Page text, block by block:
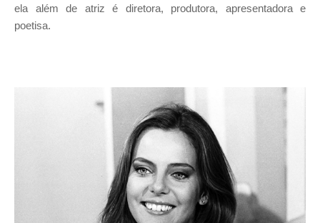
ela além de atriz é diretora, produtora, apresentadora e
poetisa.